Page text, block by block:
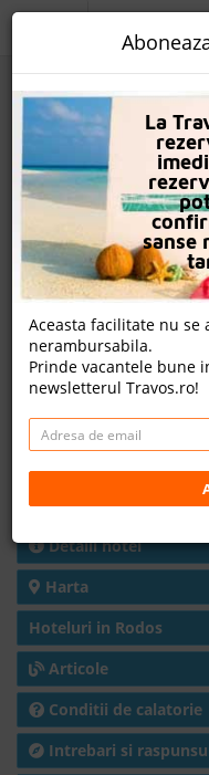
3 review-uri , nota
Rodos, Insula Rodos,
Ialysos Avenue, Ixia
Distanta fata de plaja:
Charter avion
Detalii hotel
Harta
Hoteluri in Rodos
Articole
Conditii de calatorie
Intrebari si
PROMO
CAUTA REZERVARE
OFERTA
DESPRE NOI
LOGIN
CAZARE
CHARTER AVION
CAZARE + AUTOCAR
CONTACT
+40 376 444 888
LEI EURO
La
sanse
Aceasta facilitate nu
nerambursabila.
Prinde vacantele bune
newsletterul Travos.ro!